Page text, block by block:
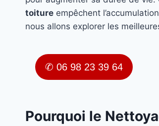
toiture empêchent
nous allons explorer les
✆ 06 98 23 39 64
Pourquoi le